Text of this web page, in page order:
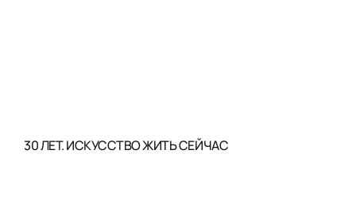
30 ЛЕТ. ИСКУССТВО ЖИТЬ СЕЙЧАС